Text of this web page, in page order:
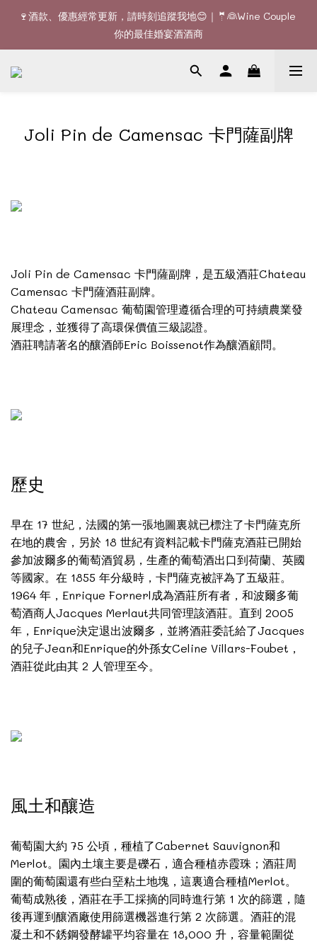
🚚全單滿$1200或6支可享免費送貨 (香港)｜🆕全新澳門送貨服務
(詳情請查詢)
🍷酒款、優惠經常更新，請時刻追蹤我地😊｜🤵👰Wine Couple
你的最佳婚宴酒酒商
🚚全單滿$1200或6支可享免費送貨 (香港)｜🆕全新澳門送貨服務
Joli Pin de Camensac 卡門薩副牌
Joli Pin de Camensac 卡門薩副牌，是五級酒莊Chateau
Camensac 卡門薩酒莊副牌。
Chateau Camensac 葡萄園管理遵循合理的可持續農業發
展理念，並獲得了高環保價值三級認證。
酒莊聘請著名的釀酒師Eric Boissenot作為釀酒顧問。
歷史
早在 17 世紀，法國的第一張地圖裏就已標注了卡門薩克所
在地的農舍，另於 18 世紀有資料記載卡門薩克酒莊已開始
參加波爾多的葡萄酒貿易，生產的葡萄酒出口到荷蘭、英國
等國家。在 1855 年分級時，卡門薩克被評為了五級莊。
1964 年，Enrique Fornerl成為酒莊所有者，和波爾多葡
萄酒商人Jacques Merlaut共同管理該酒莊。直到 2005
年，Enrique決定退出波爾多，並將酒莊委託給了Jacques
的兒子Jean和Enrique的外孫女Celine Villars-Foubet，
酒莊從此由其 2 人管理至今。
風土和釀造
葡萄園大約 75 公頃，種植了Cabernet Sauvignon和
Merlot。園內土壤主要是礫石，適合種植赤霞珠；酒莊周
圍的葡萄園還有些白堊粘土地塊，這裏適合種植Merlot。
葡萄成熟後，酒莊在手工採摘的同時進行第 1 次的篩選，隨
後再運到釀酒廠使用篩選機器進行第 2 次篩選。酒莊的混
凝土和不銹鋼發酵罐平均容量在 18,000 升，容量範圍從